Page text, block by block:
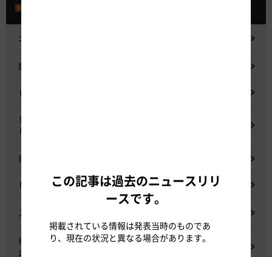
ニュースリリース
記者会見
都市間高速道路料金割引検討会
鋼少数主桁橋の床版下面吹付コンクリートはく離・落下事象調査
検討委員会
東名高速道路宇利トンネル照明灯具落下事象調査検討会
NEXCO中日本グループの経営上の課題と取組み
入札に係る不正行為に関する調査及び再発防止のための委員会
東名高速道路 中吉田高架橋 塗装塗替え工事による火災事故再発防
止委員会
この記事は過去のニュースリリ
ースです。
掲載されている情報は発表当時のものであ
り、現在の状況と異なる場合があります。